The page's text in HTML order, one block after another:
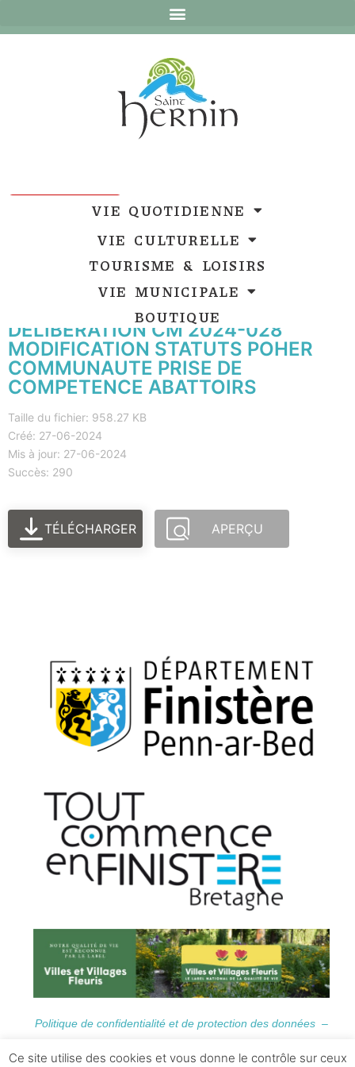
VIE QUOTIDIENNE
VIE CULTURELLE
TOURISME & LOISIRS
VIE MUNICIPALE
BOUTIQUE
DELIBERATION CM 2024-028
MODIFICATION STATUTS POHER
COMMUNAUTE PRISE DE
COMPETENCE ABATTOIRS
Taille du fichier: 958.27 KB
Créé: 27-06-2024
Mis à jour: 27-06-2024
Succès: 290
TÉLÉCHARGER APERÇU
Politique de confidentialité et de protection des données –
Informations Légales
Ce site utilise des cookies et vous donne le contrôle sur ceux